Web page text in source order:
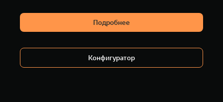
Подробнее
Конфигуратор